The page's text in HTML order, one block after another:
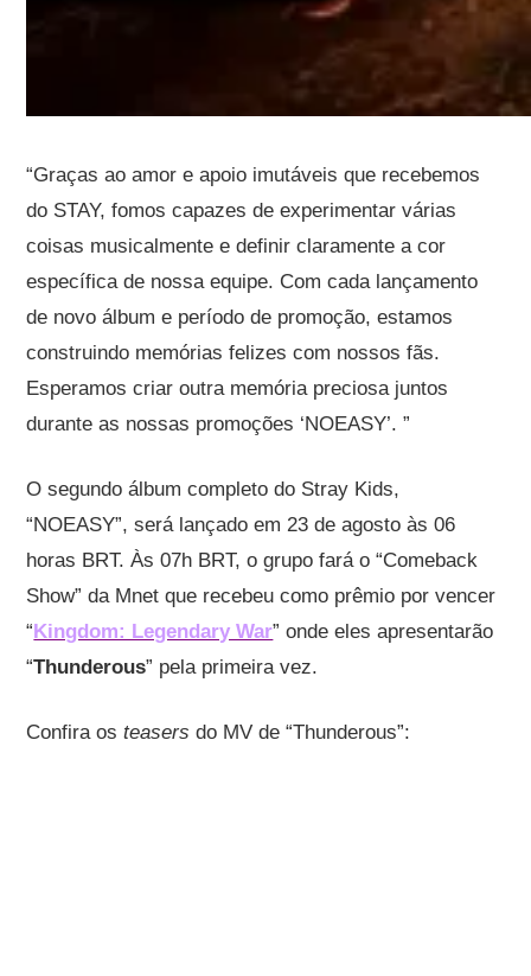
“Graças ao amor e apoio imutáveis ​​que recebemos
do STAY, fomos capazes de experimentar várias
coisas musicalmente e definir claramente a cor
específica de nossa equipe. Com cada lançamento
de novo álbum e período de promoção, estamos
construindo memórias felizes com nossos fãs.
Esperamos criar outra memória preciosa juntos
durante as nossas promoções ‘NOEASY’. ”
O segundo álbum completo do Stray Kids,
“NOEASY”, será lançado em 23 de agosto às 06
horas BRT. Às 07h BRT, o grupo fará o “Comeback
Show” da Mnet que recebeu como prêmio por vencer
“Kingdom: Legendary War” onde eles apresentarão
“Thunderous” pela primeira vez.
Confira osteasers do MV de “Thunderous”: